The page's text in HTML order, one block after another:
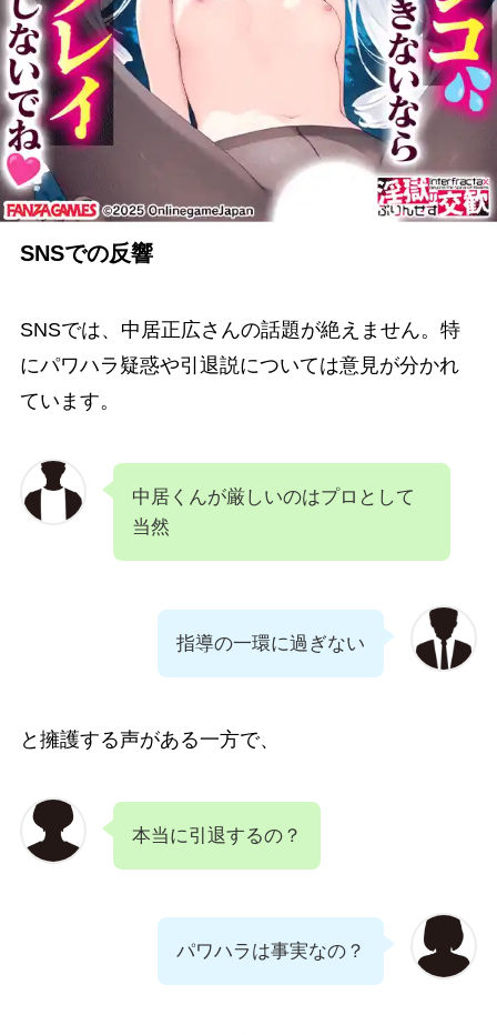
SNSでの反響
SNSでは、中居正広さんの話題が絶えません。特
にパワハラ疑惑や引退説については意見が分かれ
ています。
中居くんが厳しいのはプロとして
当然
指導の一環に過ぎない
と擁護する声がある一方で、
本当に引退するの？
パワハラは事実なの？